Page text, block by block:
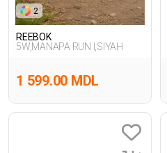
2
REEBOK
5W,MANAPA RUN I,SIYAH
1 599.00 MDL